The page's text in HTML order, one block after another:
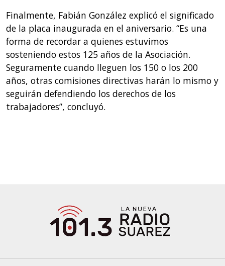
Finalmente, Fabián González explicó el significado
de la placa inaugurada en el aniversario. “Es una
forma de recordar a quienes estuvimos
sosteniendo estos 125 años de la Asociación.
Seguramente cuando lleguen los 150 o los 200
años, otras comisiones directivas harán lo mismo y
seguirán defendiendo los derechos de los
trabajadores”, concluyó.